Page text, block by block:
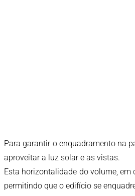
Para garantir o enquadramento na
aproveitar a luz solar e as vistas.
Esta horizontalidade do volume,
permitindo que o edifício se